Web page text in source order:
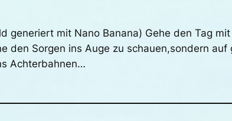
generiert mit Nano Banana) Gehe den Tag
den Sorgen ins Auge zu schauen,sondern auf
Achterbahnen…